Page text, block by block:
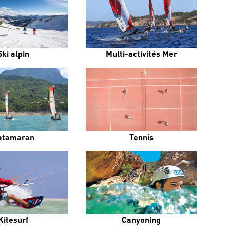
alpin Multi-activités Mer
Tennis
Canyoning